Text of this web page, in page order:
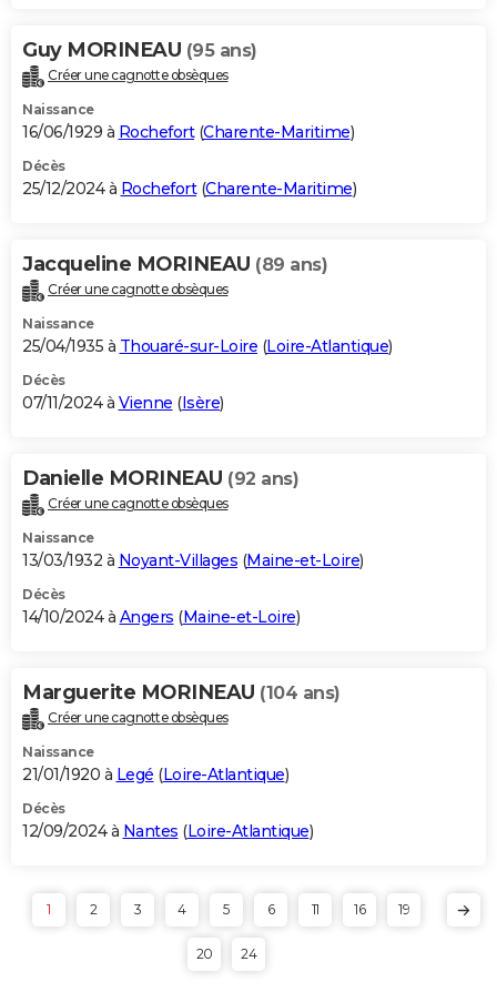
Guy MORINEAU (95 ans)
Créer une cagnotte obsèques
Naissance
16/06/1929 à Rochefort(Charente-Maritime)
Décès
25/12/2024 à Rochefort(Charente-Maritime)
Jacqueline MORINEAU (89 ans)
Créer une cagnotte obsèques
Naissance
25/04/1935 à Thouaré-sur-Loire (Loire-Atlantique)
Décès
07/11/2024 à Vienne (Isère)
Danielle MORINEAU (92 ans)
Créer une cagnotte obsèques
Naissance
13/03/1932 à Noyant-Villages (Maine-et-Loire)
Décès
14/10/2024 à Angers (Maine-et-Loire)
Marguerite MORINEAU (104 ans)
Créer une cagnotte obsèques
Naissance
21/01/1920 à Legé (Loire-Atlantique)
Décès
12/09/2024 à Nantes (Loire-Atlantique)
1 2 3 4 5 6 11 16 19
20 24